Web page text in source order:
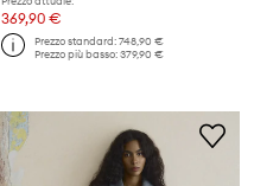
369,90 €
Prezzo standard:748,90 €
Prezzo più basso:379,90 €